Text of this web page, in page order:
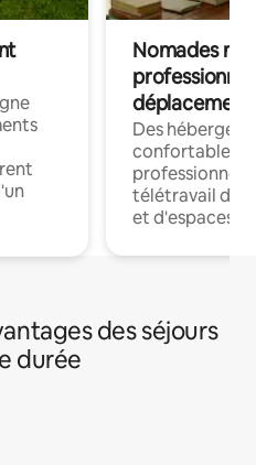
Nomades
déplacement
Des
confortables
professionnels
télétravail
et d'espaces
des séjours
durée